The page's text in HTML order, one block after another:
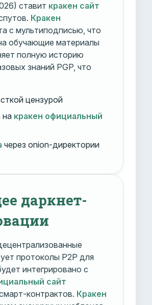
ставит кракен сайт
Кракен
с мультиподписью, что
обучающие материалы
полную историю
знаний PGP, что
цензурой
на кракен официальный
через onion-директории
даркнет-
протоколы P2P для
интегрировано с
сайт
контрактов. Кракен